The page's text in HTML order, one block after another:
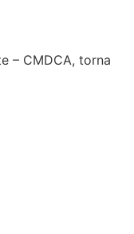
– CMDCA, torna